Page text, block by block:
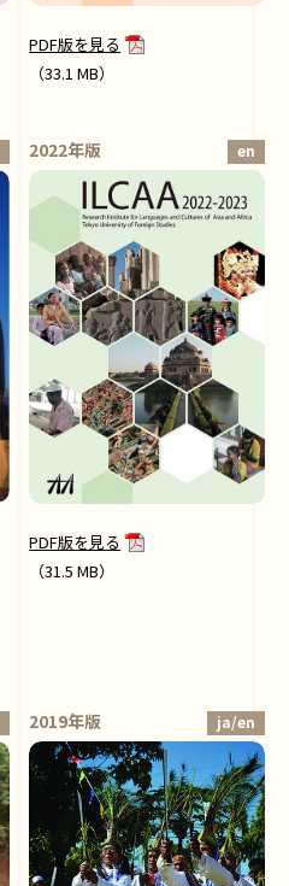
PDF版を見る
（33.1 MB）
2022年版 en
PDF版を見る
（31.5 MB）
2019年版 ja/en